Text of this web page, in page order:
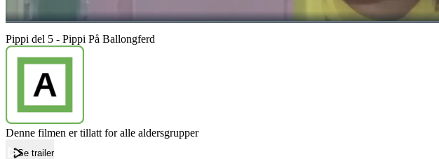
Pippi del 5 - Pippi På Ballongferd
Denne filmen er tillatt for alle aldersgrupper
Se trailer